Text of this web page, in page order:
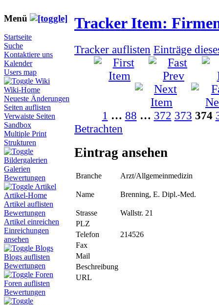
Menü
Startseite
Suche
Kontaktiere uns
Kalender
Users map
Wiki
Wiki-Home
Neueste Änderungen
Seiten auflisten
Verwaiste Seiten
Sandbox
Multiple Print
Strukturen
Bildergalerien
Galerien
Bewertungen
Artikel
Artikel-Home
Artikel auflisten
Bewertungen
Artikel einreichen
Einreichungen
ansehen
Blogs
Blogs auflisten
Bewertungen
Foren
Foren auflisten
Bewertungen
Tracker Item:
Tracker auflisten Einträge
1 … 88 … 372 373 374
Betrachten
Eintrag ansehen
Branche Arzt/Allgemeinmedizin
Name Brenning, E. Dipl.-Med.
Strasse
Wallstr. 21
PLZ
Telefon
214526
Fax
Mail
Beschreibung
URL